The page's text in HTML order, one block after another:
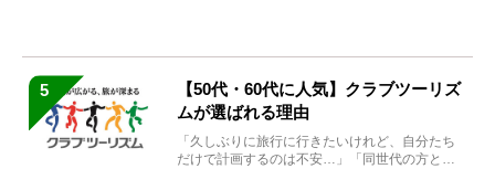
5
【50代・60代に人気】クラブツーリズ
ムが選ばれる理由
「久しぶりに旅行に行きたいけれど、自分たち
だけで計画するのは不安…」「同世代の方と気